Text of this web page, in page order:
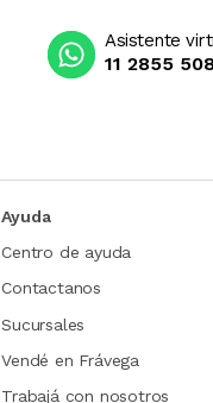
Asistente
11 2855
Ayuda
Centro de ayuda
Contactanos
Sucursales
Vendé en Frávega
Trabajá con nosotros